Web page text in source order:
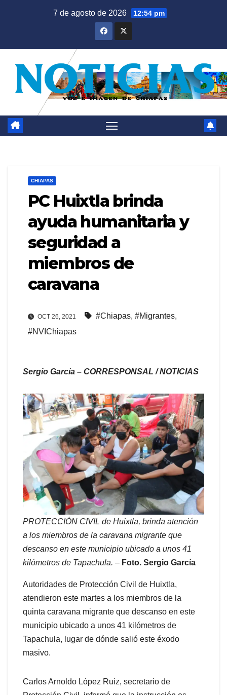
7 de agosto de 2026 12:54 pm
CHIAPAS
PC Huixtla brinda
ayuda humanitaria y
seguridad a
miembros de
caravana
OCT 26, 2021 #Chiapas, #Migrantes,
#NVIChiapas
Sergio García – CORRESPONSAL / NOTICIAS
PROTECCIÓN CIVIL de Huixtla, brinda atención
a los miembros de la caravana migrante que
descanso en este municipio ubicado a unos 41
kilómetros de Tapachula. – Foto. Sergio García
Autoridades de Protección Civil de Huixtla,
atendieron este martes a los miembros de la
quinta caravana migrante que descanso en este
municipio ubicado a unos 41 kilómetros de
Tapachula, lugar de dónde salió este éxodo
masivo.
Carlos Arnoldo López Ruiz, secretario de